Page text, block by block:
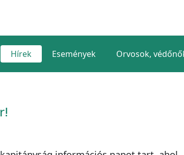
Hírek Események Orvosok,